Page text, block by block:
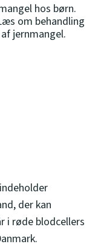
hos børn.
om behandling
jernmangel.
der kan
i røde blodcellers